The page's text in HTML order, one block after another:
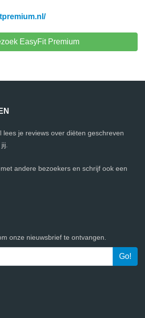
EasyFit Premium
lees je reviews over diëten geschreven
andere bezoekers en schrijf ook een
onze nieuwsbrief te ontvangen.